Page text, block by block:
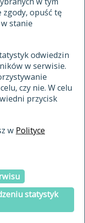
zgody, opuść tę
stanie
odwiedzin
w serwisie.
czy nie. W celu
przycisk
w Polityce
statystyk
tergo